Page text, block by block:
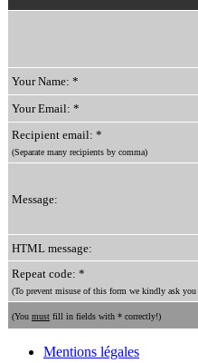
Your Name: *
Your Email: *
Recipient email: *
(Separate many recipients by comma)
Message:
HTML message:
Repeat code: *
(To prevent misuse of this form we kindly ask
(You must fill in fields with * correctly!)
Mentions légales